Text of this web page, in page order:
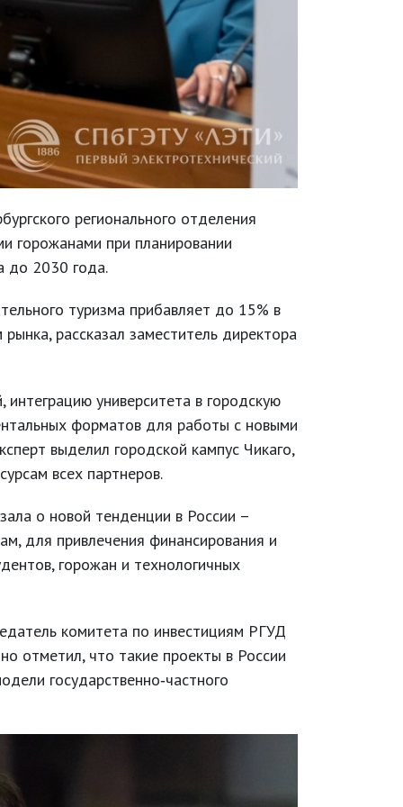
регионального отделения
горожанами при планировании
до 2030 года.
туризма прибавляет до 15% в
рассказал заместитель директора
университета в городскую
форматов для работы с новыми
выделил городской кампус Чикаго,
всех партнеров.
о новой тенденции в России –
для привлечения финансирования и
горожан и технологичных
комитета по инвестициям РГУД
отметил, что такие проекты в России
государственно‐частного